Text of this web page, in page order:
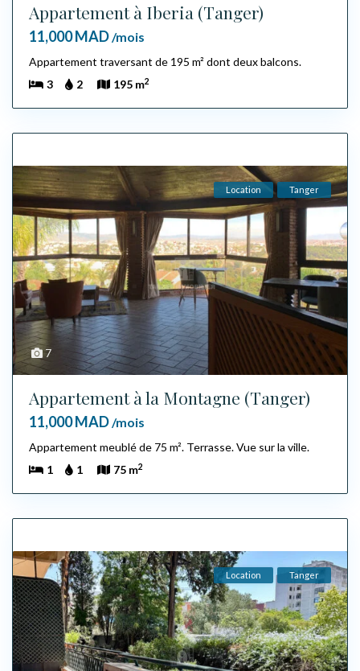
Appartement à Iberia (Tanger)
11,000 MAD/mois
Appartement traversant de 195 m² dont deux balcons.
3
2 195 m2
7
Location Tanger
Appartement à la Montagne (Tanger)
11,000 MAD/mois
Appartement meublé de 75 m². Terrasse. Vue sur la ville.
1
1 75 m2
Location Tanger